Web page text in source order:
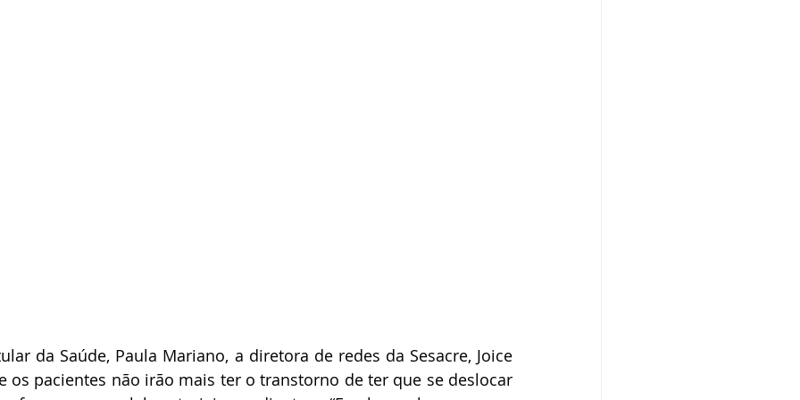
da Saúde, Paula Mariano, a diretora de redes da Sesacre, Joice
os pacientes não irão mais ter o transtorno de ter que se deslocar